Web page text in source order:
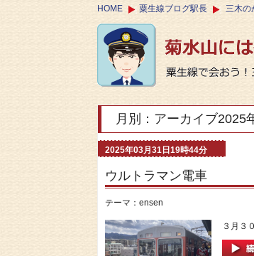
HOME 粟生線ブログ駅長 三木の
月別：アーカイブ2025
2025年03月31日19時44分
ウルトラマン電車
テーマ： ensen
３月３